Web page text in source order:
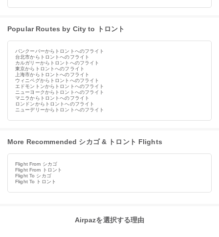
Popular Routes by City to トロント
バンクーバーからトロントへのフライト
台北市からトロントへのフライト
カルガリーからトロントへのフライト
東京からトロントへのフライト
上海市からトロントへのフライト
ウィニペグからトロントへのフライト
エドモントンからトロントへのフライト
ニューヨークからトロントへのフライト
マニラからトロントへのフライト
ロンドンからトロントへのフライト
ニューデリーからトロントへのフライト
More Recommended シカゴ & トロント Flights
Flight From シカゴ
Flight From トロント
Flight To シカゴ
Flight To トロント
Airpazを選択する理由